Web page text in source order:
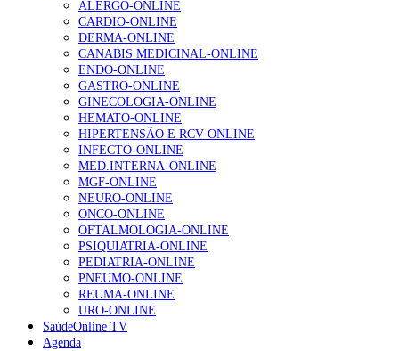
155 visualizações
1.º Episódio do Podcast “Frequência Cardio – Sintoniza-
te na Insuficiência Cardíaca” da Bayer
99 visualizações
“Os programas de rastreio do cancro do pulmão são
custo-efetivos e representam um investimento
sustentável para os sistemas de saúde”
88 visualizações
Quase quatro em cada dez doentes com enfarte
apresentavam níveis elevados de Lp(a), revela estudo
86 visualizações
ALERGO-ONLINE
CARDIO-ONLINE
DERMA-ONLINE
CANABIS MEDICINAL-ONLINE
ENDO-ONLINE
GASTRO-ONLINE
GINECOLOGIA-ONLINE
HEMATO-ONLINE
HIPERTENSÃO E RCV-ONLINE
INFECTO-ONLINE
MED.INTERNA-ONLINE
MGF-ONLINE
NEURO-ONLINE
ONCO-ONLINE
OFTALMOLOGIA-ONLINE
PSIQUIATRIA-ONLINE
PEDIATRIA-ONLINE
PNEUMO-ONLINE
REUMA-ONLINE
URO-ONLINE
SaúdeOnline TV
Agenda